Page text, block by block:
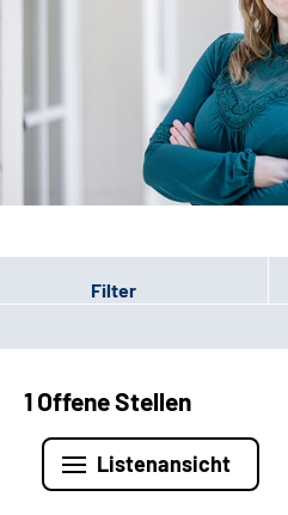
Leichte Sprache
Gebärdensprache
Patienten-Login
Filter
1 Offene Stellen
Listenansicht